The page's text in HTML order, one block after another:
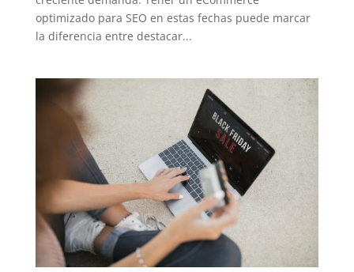
optimizado para SEO en estas fechas puede marcar
la diferencia entre destacar...